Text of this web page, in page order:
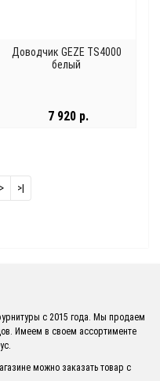
Доводчик GEZE TS4000
белый
7 920 р.
> >|
с 2015 года. Мы продаем
Имеем в своем ассортименте
можно заказать товар с